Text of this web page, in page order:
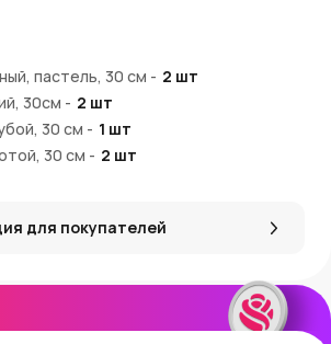
оформление фотозоны.
четырех цветов
— сразу готовы к оформлению
лентами в тон
материала — долго
из 7 шаров вы можете в AzaliaNow с
и Московской области. При
пастель, 30 см - 2 шт
30см - 2 шт
30 см - 1 шт
30 см - 2 шт
для покупателей